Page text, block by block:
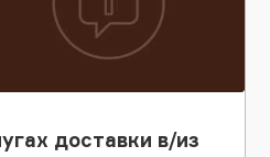
доставки в/из